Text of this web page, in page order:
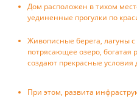
Дом расположен в тихом
уединенные прогулки по
Живописные берега, лагуны
потрясающее озеро, богатая
создают прекрасные условия
При этом, развита